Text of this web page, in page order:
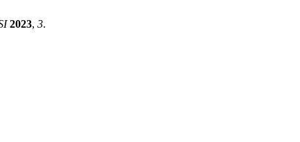
2023, 3.